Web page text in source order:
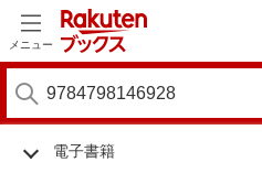
メニュー
電子書籍